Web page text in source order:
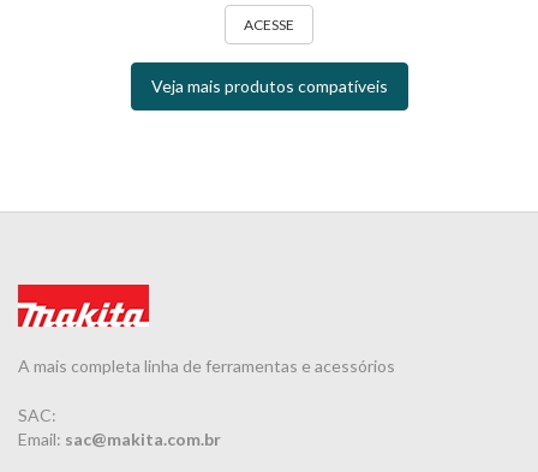
ACESSE
Veja mais produtos compatíveis
A mais completa linha de ferramentas e acessórios
SAC:
Email: sac@makita.com.br